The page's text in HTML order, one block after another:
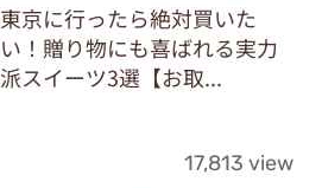
東京に行ったら絶対買いた
い！贈り物にも喜ばれる実力
派スイーツ3選【お取...
17,813 view